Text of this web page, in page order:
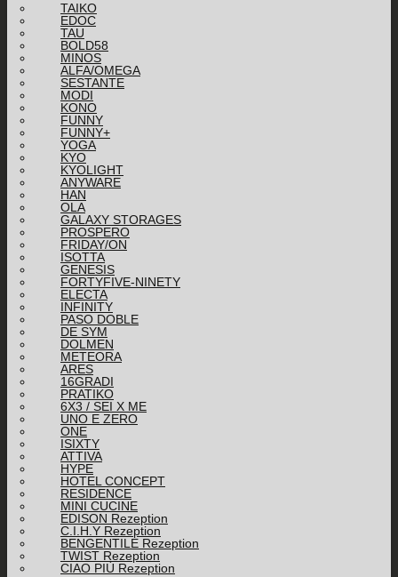
TAIKO
EDOC
TAU
BOLD58
MINOS
ALFA/OMEGA
SESTANTE
MODI
KONO
FUNNY
FUNNY+
YOGA
KYO
KYOLIGHT
ANYWARE
HAN
OLA
GALAXY STORAGES
PROSPERO
FRIDAY/ON
ISOTTA
GENESIS
FORTYFIVE-NINETY
ELECTA
INFINITY
PASO DOBLE
DE SYM
DOLMEN
METEORA
ARES
16GRADI
PRATIKO
6X3 / SEI X ME
UNO E ZERO
ONE
ISIXTY
ATTIVA
HYPE
HOTEL CONCEPT
RESIDENCE
MINI CUCINE
EDISON Rezeption
C.I.H.Y Rezeption
BENGENTILE Rezeption
TWIST Rezeption
CIAO PIÙ Rezeption